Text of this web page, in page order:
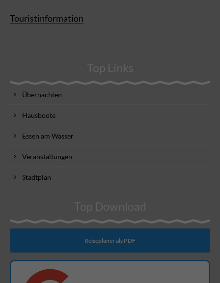
Touristinformation
Top Links
Übernachten
Hausboote
Essen am Wasser
Veranstaltungen
Stadtplan
Top Download
Reiseplaner als PDF